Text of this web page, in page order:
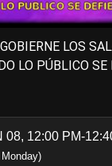
LOS
LO PÚBLICO SE
08, 12:00 PM-